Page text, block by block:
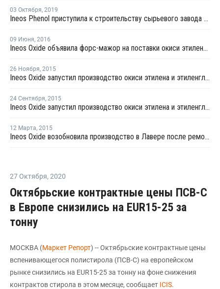
03 Октября, 2019
Ineos Phenol приступила к строительству сырьевого завода для производства фенола в Германии
09 Июня, 2016
Ineos Oxide объявила форс-мажор на поставки окиси этилена во французской Лавере
26 Ноября, 2015
Ineos Oxide запустил производство окиси этилена и этиленгликоля в Германии
24 Сентября, 2015
Ineos Oxide запустил производство окиси этилена и этиленгликоля в Германии
12 Марта, 2015
Ineos Oxide возобновила производство в Лавере после ремонта
27 Октября, 2020
Октябрьские контрактные цены ПСВ-С
в Европе снизились на EUR15-25 за
тонну
МОСКВА (Маркет Репорт) -- Октябрьские контрактные цены
вспенивающегося полистирола (ПСВ-С) на европейском
рынке снизились на EUR15-25 за тонну на фоне снижения
контрактов стирола в этом месяце, сообщает ICIS.